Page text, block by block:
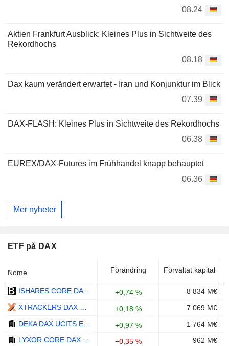
08.24
Aktien Frankfurt Ausblick: Kleines Plus in Sichtweite des
Rekordhochs
08.18
Dax kaum verändert erwartet - Iran und Konjunktur im Blick
07.39
DAX-FLASH: Kleines Plus in Sichtweite des Rekordhochs
06.38
EUREX/DAX-Futures im Frühhandel knapp behauptet
06.36
Mer nyheter
ETF på DAX
Nome Förändring Förvaltat kapital
ISHARES CORE DAX UCITS ETF (DE) - EUR +0,74 %
8 834 M€
XTRACKERS DAX UCITS ETF 1C - EUR
+0,18 %
7 069 M€
DEKA DAX UCITS ETF - EUR
+0,97 %
1 764 M€
LYXOR CORE DAX (DR) UCITS ETF - EUR
−0,35 %
962 M€